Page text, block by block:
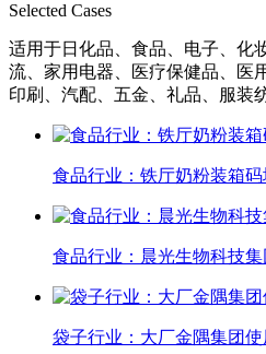
Selected Cases
适用于日化品、食品、电子、化
流、家用电器、医疗保健品、医
印刷、汽配、五金、礼品、服装
食品行业：铁厅奶粉装箱
食品行业：晨光生物科技
袋子行业：大厂金隅集团